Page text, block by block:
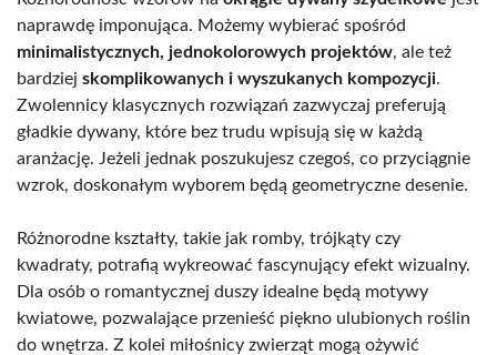
naprawdę imponująca. Możemy wybierać spośród
minimalistycznych, jednokolorowych projektów, ale też
bardziej skomplikowanych i wyszukanych kompozycji.
Zwolennicy klasycznych rozwiązań zazwyczaj preferują
gładkie dywany, które bez trudu wpisują się w każdą
aranżację. Jeżeli jednak poszukujesz czegoś, co przyciągnie
wzrok, doskonałym wyborem będą geometryczne desenie.
Różnorodne kształty, takie jak romby, trójkąty czy
kwadraty, potrafią wykreować fascynujący efekt wizualny.
Dla osób o romantycznej duszy idealne będą motywy
kwiatowe, pozwalające przenieść piękno ulubionych roślin
do wnętrza. Z kolei miłośnicy zwierząt mogą ożywić